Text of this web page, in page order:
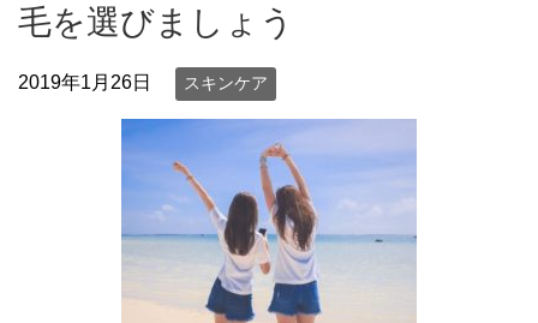
毛を選びましょう
2019年1月26日 スキンケア